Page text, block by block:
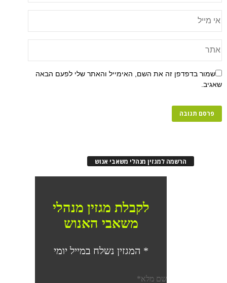
שמור בדפדפן זה את השם, האימייל והאתר שלי לפעם הבאה
שאגיב.
הרשמה למגזין מנהלי משאבי אנוש